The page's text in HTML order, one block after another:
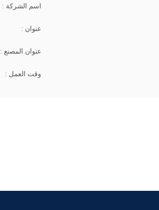
اسم الشركة :
عنوان :
عنوان المصنع :
وقت العمل :